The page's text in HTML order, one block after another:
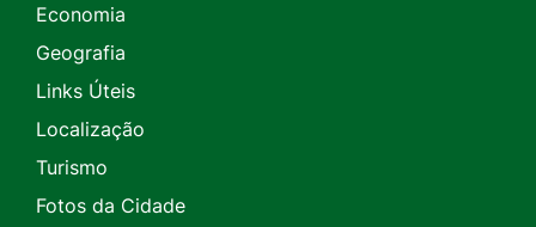
Economia
Geografia
Links Úteis
Localização
Turismo
Fotos da Cidade